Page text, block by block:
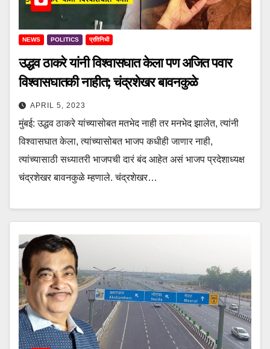
NEWS POLITICS प्रतिनिधी
उद्धव ठाकरे यांनी विश्वासघात केला पण अजित पवार
विश्वासघातकी नाहीत; चंद्रशेखर बावनकुळे
APRIL 5, 2023
मुंबई: उद्धव ठाकरे यांच्यासोबत मतभेद नाही तर मनभेद झालेत, त्यांनी
विश्वासघात केला, त्यांच्यासोबत भाजप कधीही जाणार नाही,
त्यांच्यासाठी सध्यातरी भाजपची दारं बंद आहेत असं भाजप प्रदेशाध्यक्ष
चंद्रशेखर बावनकुळे म्हणाले. चंद्रशेखर…